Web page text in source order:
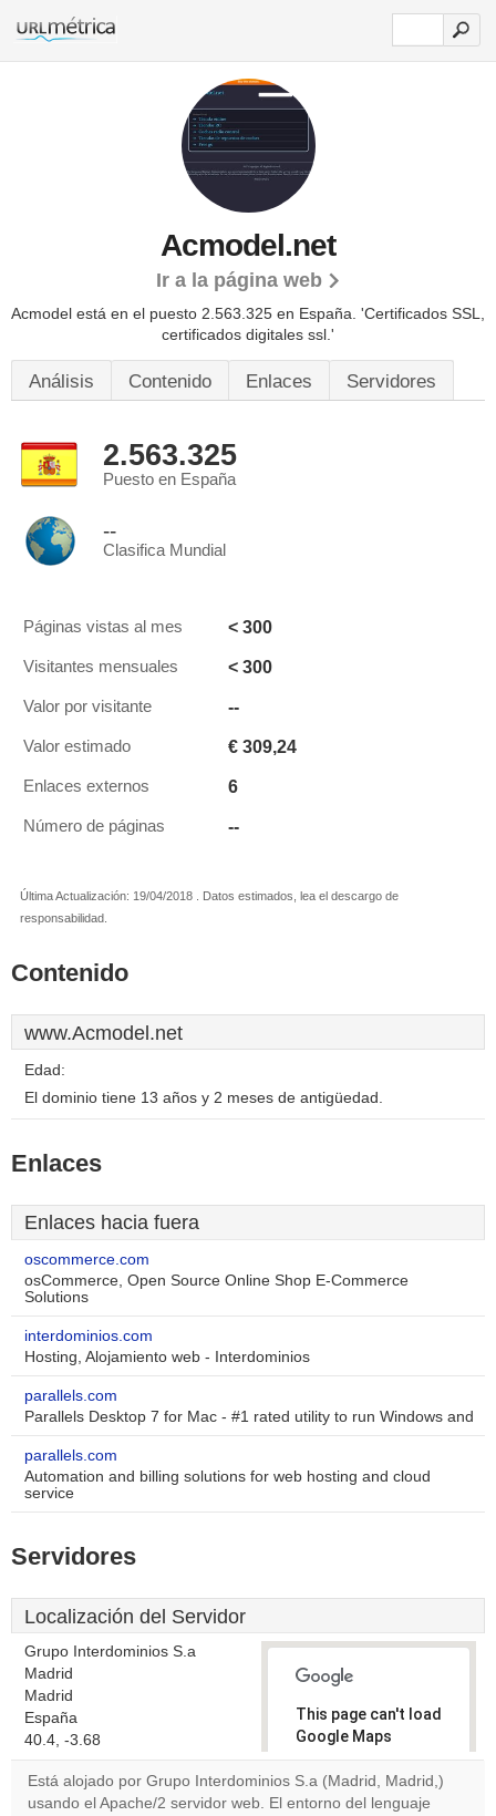
Acmodel.net
Ir a la página web
Acmodel está en el puesto 2.563.325 en España. 'Certificados SSL,
certificados digitales ssl.'
Análisis Contenido Enlaces Servidores
2.563.325
Puesto en España
--
Clasifica Mundial
Páginas vistas al mes < 300
Visitantes mensuales < 300
Valor por visitante --
Valor estimado € 309,24
Enlaces externos 6
Número de páginas --
Última Actualización: 19/04/2018 . Datos estimados, lea el descargo de
responsabilidad.
Contenido
www.Acmodel.net
Edad:
El dominio tiene 13 años y 2 meses de antigüedad.
Enlaces
Enlaces hacia fuera
oscommerce.com
osCommerce, Open Source Online Shop E-Commerce
Solutions
interdominios.com
Hosting, Alojamiento web - Interdominios
parallels.com
Parallels Desktop 7 for Mac - #1 rated utility to run Windows and
parallels.com
Automation and billing solutions for web hosting and cloud
service
Servidores
Localización del Servidor
Grupo Interdominios S.a
Madrid
Madrid
España
40.4, -3.68
This page can't load
Google Maps
correctly.
Do you
Está alojado por Grupo Interdominios S.a (Madrid, Madrid,)
usando el Apache/2 servidor web. El entorno del lenguaje